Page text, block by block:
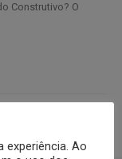
Construtivo? O
experiência. Ao